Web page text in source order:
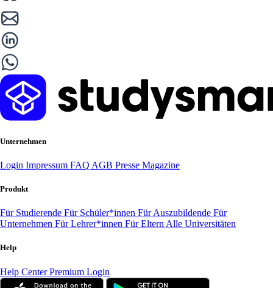
Unternehmen
Login Impressum FAQ AGB Presse Magazine
Produkt
Für Studierende Für Schüler*innen Für Auszubildende Für
Unternehmen Für Lehrer*innen Für Eltern Alle Universitäten
Help
Help CenterPremium Login